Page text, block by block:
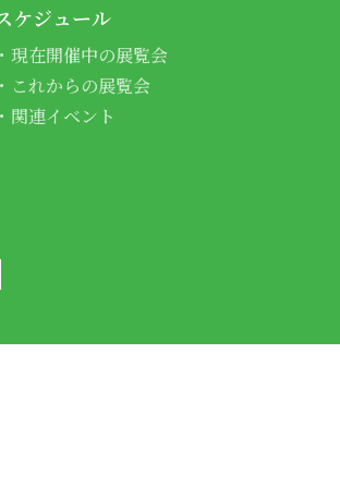
ケジュール
現在開催中の展覧会
これからの展覧会
関連イベント